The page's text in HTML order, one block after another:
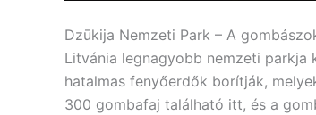
Dzūkija Nemzeti Park – A
Litvánia legnagyobb nemzeti parkja
hatalmas fenyőerdők borítják,
300 gombafaj található itt, és a